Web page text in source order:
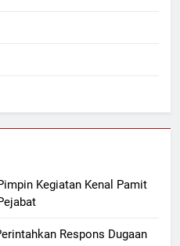
Kegiatan Kenal Pamit
Respons Dugaan